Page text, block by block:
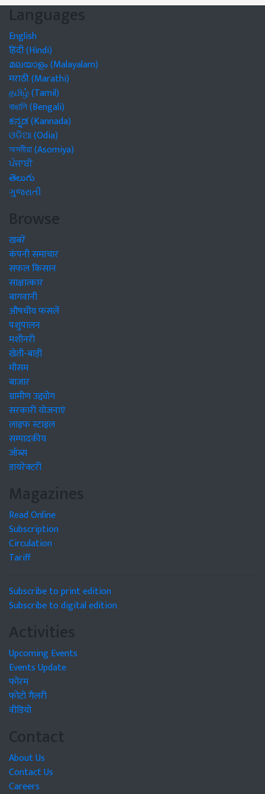
Languages
English
हिंदी (Hindi)
മലയാളം (Malayalam)
मराठी (Marathi)
தமிழ் (Tamil)
বাঙালি (Bengali)
ಕನ್ನಡ (Kannada)
ଓଡିଆ (Odia)
অসমীয়া (Asomiya)
ਪੰਜਾਬੀ
తెలుగు
ગુજરાતી
Browse
खबरें
कंपनी समाचार
सफल किसान
साक्षात्कार
बागवानी
औषधीय फसलें
पशुपालन
मशीनरी
खेती-बाड़ी
मौसम
बाजार
ग्रामीण उद्द्योग
सरकारी योजनाएं
लाइफ स्टाइल
सम्पादकीय
जॉब्स
डायरेक्टरी
Magazines
Read Online
Subscription
Circulation
Tariff
Subscribe to print edition
Subscribe to digital edition
Activities
Upcoming Events
Events Update
फोरम
फोटो गैलरी
वीडियो
Contact
About Us
Contact Us
Careers